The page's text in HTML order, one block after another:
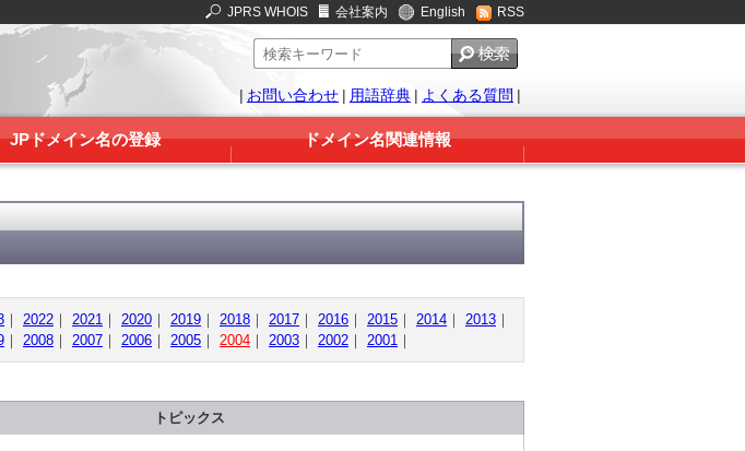
JPRS WHOIS 会社案内 English RSS
| お問い合わせ | 用語辞典 | よくある質問 |
JPドメイン名の登録 ドメイン名関連情報
｜ 2022 ｜ 2021 ｜ 2020 ｜ 2019 ｜ 2018 ｜ 2017 ｜ 2016 ｜ 2015 ｜ 2014 ｜ 2013 ｜
｜ 2008 ｜ 2007 ｜ 2006 ｜ 2005 ｜ 2004 ｜ 2003 ｜ 2002 ｜ 2001 ｜
トピックス